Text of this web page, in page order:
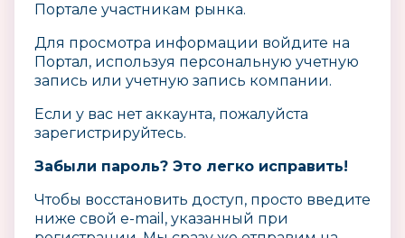
Портале участникам рынка.
Для просмотра информации войдите на
Портал, используя персональную учетную
запись или учетную запись компании.
Если у вас нет аккаунта, пожалуйста
зарегистрируйтесь.
Забыли пароль? Это легко исправить!
Чтобы восстановить доступ, просто введите
ниже свой e-mail, указанный при